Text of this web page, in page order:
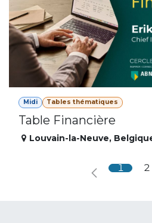
Midi Tables thématiques
Table Financière
Louvain-la-Neuve,
1 2